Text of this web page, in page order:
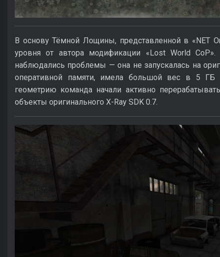
В основу Тёмной Лощины, представленной в «NET
уровня от автора модификации «Lost World
наблюдались проблемы — она не запускалась на
оперативной памяти, имела большой вес в 5
геометрию команда начали активно
объекты оригинального X-Ray SDK 0.7.